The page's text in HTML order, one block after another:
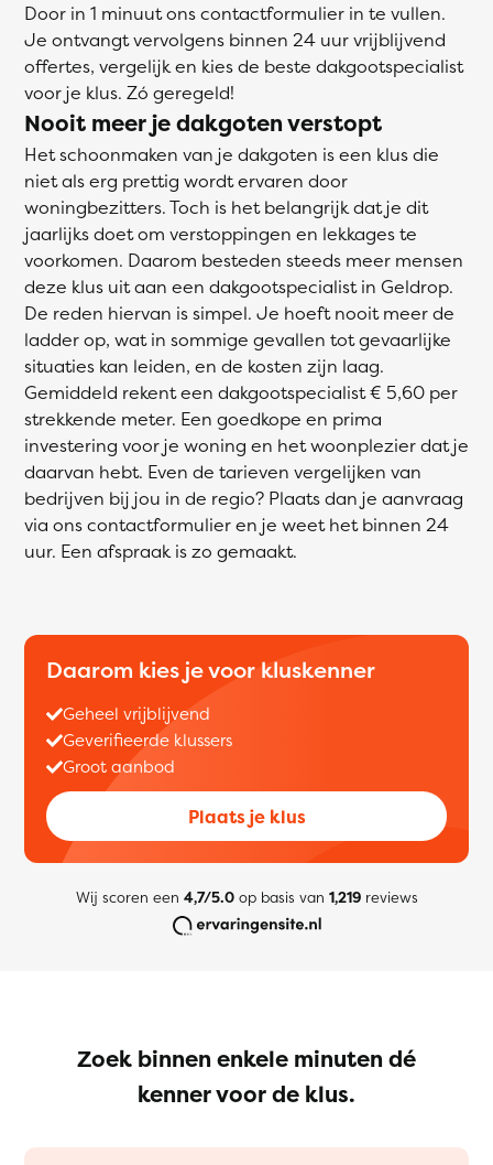
Door in 1 minuut ons contactformulier in te vullen.
Je ontvangt vervolgens binnen 24 uur vrijblijvend
offertes, vergelijk en kies de beste dakgootspecialist
voor je klus. Zó geregeld!
Nooit meer je dakgoten verstopt
Het schoonmaken van je dakgoten is een klus die
niet als erg prettig wordt ervaren door
woningbezitters. Toch is het belangrijk dat je dit
jaarlijks doet om verstoppingen en lekkages te
voorkomen. Daarom besteden steeds meer mensen
deze klus uit aan een dakgootspecialist in Geldrop.
De reden hiervan is simpel. Je hoeft nooit meer de
ladder op, wat in sommige gevallen tot gevaarlijke
situaties kan leiden, en de kosten zijn laag.
Gemiddeld rekent een dakgootspecialist € 5,60 per
strekkende meter. Een goedkope en prima
investering voor je woning en het woonplezier dat je
daarvan hebt. Even de tarieven vergelijken van
bedrijven bij jou in de regio? Plaats dan je aanvraag
via ons contactformulier en je weet het binnen 24
uur. Een afspraak is zo gemaakt.
Daarom kies je voor kluskenner
Geheel vrijblijvend
Geverifieerde klussers
Groot aanbod
Plaats je klus
Wij scoren een 4,7/5.0op basis van 1,219reviews
Zoek binnen enkele minuten dé
kenner voor de klus.